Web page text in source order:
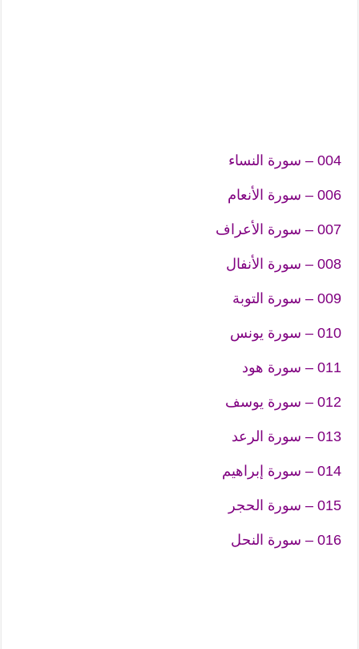
004 – سورة النساء
006 – سورة الأنعام
007 – سورة الأعراف
008 – سورة الأنفال
009 – سورة التوبة
010 – سورة يونس
011 – سورة هود
012 – سورة يوسف
013 – سورة الرعد
014 – سورة إبراهيم
015 – سورة الحجر
016 – سورة النحل